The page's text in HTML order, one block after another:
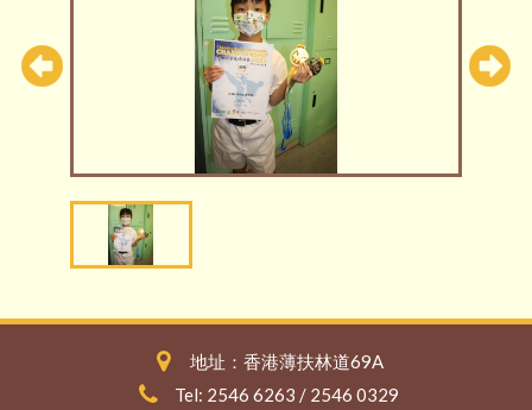
地址：香港薄扶林道69A
Tel: 2546 6263 / 2546 0329